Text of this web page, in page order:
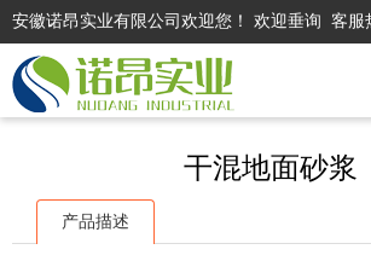
安徽诺昂实业有限公司欢迎您！ 欢迎垂询 客服
干混地面砂浆
产品描述